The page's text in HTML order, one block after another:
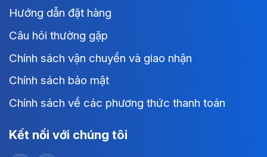
Hướng dẫn đặt hàng
Câu hỏi thường gặp
Chính sách vận chuyển và giao nhận
Chính sách bảo mật
Chính sách về các phương thức thanh toán
Kết nối với chúng tôi